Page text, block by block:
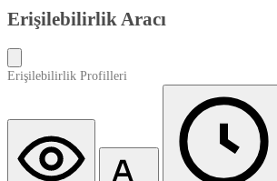
Erişilebilirlik Aracı
Erişilebilirlik Profilleri